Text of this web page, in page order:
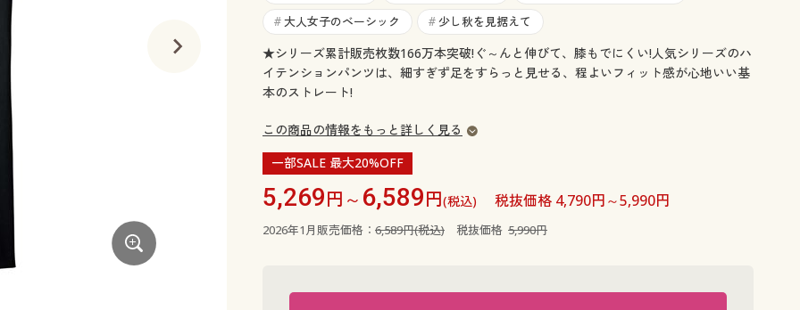
# 大人女子のベーシック # 少し秋を見据えて
★シリーズ累計販売枚数166万本突破!ぐ～んと伸びて、膝もでにくい!人気シリーズのハ
イテンションパンツは、細すぎず足をすらっと見せる、程よいフィット感が心地いい基
本のストレート!
この商品の情報をもっと詳しく見る
一部SALE 最大20%OFF
5,269円～ 6,589円(税込) 税抜価格 4,790円～5,990円
2026年1月販売価格： 6,589円(税込) 税抜価格 5,990円